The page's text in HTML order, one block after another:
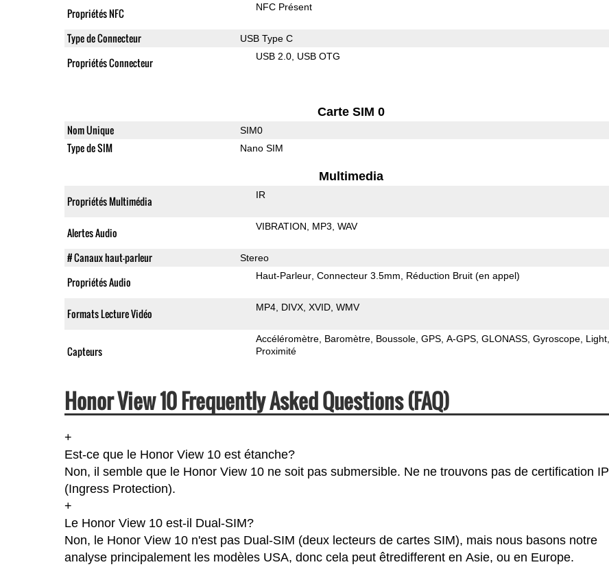
Propriétés NFC NFC Présent
Type de Connecteur USB Type C
Propriétés Connecteur USB 2.0 USB OTG
Carte SIM 0
Nom Unique SIM0
Type de SIM Nano SIM
Multimedia
Propriétés Multimédia IR
Alertes Audio VIBRATION MP3 WAV
# Canaux haut-parleur Stereo
Propriétés Audio Haut-Parleur Connecteur 3.5mm Réduction Bruit (en appel)
Formats Lecture Vidéo MP4 DIVX XVID WMV
Capteurs
Accéléromètre Baromètre Boussole GPS A-GPS GLONASS Gyroscope Light
Proximité
Honor View 10 Frequently Asked Questions (FAQ)
+
Est-ce que le Honor View 10 est étanche?
Non, il semble que le Honor View 10 ne soit pas submersible. Ne ne trouvons pas de certification IP
(Ingress Protection).
+
Le Honor View 10 est-il Dual-SIM?
Non, le Honor View 10 n'est pas Dual-SIM (deux lecteurs de cartes SIM), mais nous basons notre
analyse principalement les modèles USA, donc cela peut êtredifferent en Asie, ou en Europe.